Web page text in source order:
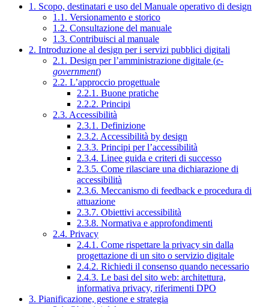
1. Scopo, destinatari e uso del Manuale operativo di design
1.1. Versionamento e storico
1.2. Consultazione del manuale
1.3. Contribuisci al manuale
2. Introduzione al design per i servizi pubblici digitali
2.1. Design per l’amministrazione digitale (e-
government)
2.2. L’approccio progettuale
2.2.1. Buone pratiche
2.2.2. Principi
2.3. Accessibilità
2.3.1. Definizione
2.3.2. Accessibilità by design
2.3.3. Principi per l’accessibilità
2.3.4. Linee guida e criteri di successo
2.3.5. Come rilasciare una dichiarazione di
accessibilità
2.3.6. Meccanismo di feedback e procedura di
attuazione
2.3.7. Obiettivi accessibilità
2.3.8. Normativa e approfondimenti
2.4. Privacy
2.4.1. Come rispettare la privacy sin dalla
progettazione di un sito o servizio digitale
2.4.2. Richiedi il consenso quando necessario
2.4.3. Le basi del sito web: architettura,
informativa privacy, riferimenti DPO
3. Pianificazione, gestione e strategia